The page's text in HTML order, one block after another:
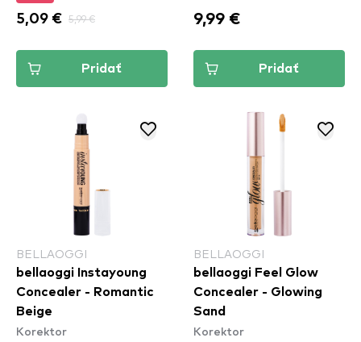
5,09 € 5,99 €
Pridať
9,99 €
Pridať
BELLAOGGI
bellaoggi Instayoung
Concealer - Romantic
Beige
Korektor
BELLAOGGI
bellaoggi Feel Glow
Concealer - Glowing
Sand
Korektor